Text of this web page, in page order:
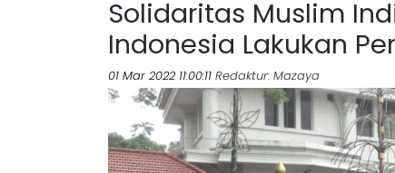
Solidaritas Muslim
Indonesia Lakukan
01 Mar 2022 11:00:11 Redaktur: Mazaya